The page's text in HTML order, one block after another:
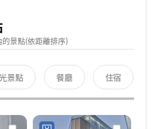
景點(依距離排序)
景點 餐廳 住宿